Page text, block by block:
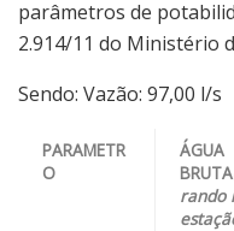
parâmetros de
2.914/11 do Ministério
Sendo: Vazão: 97,00 l/s
PARAMETR
O
ÁGUA
BRUTA
rando